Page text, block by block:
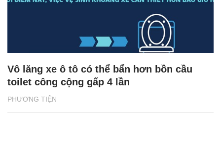
PHƯƠNG TIỆN
Mazda ưu đãi đặc biệt 10 ngày cuối tháng